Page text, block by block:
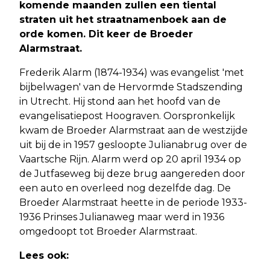
komende maanden zullen een tiental
straten uit het straatnamenboek aan de
orde komen. Dit keer de Broeder
Alarmstraat.
Frederik Alarm (1874-1934) was evangelist 'met
bijbelwagen' van de Hervormde Stadszending
in Utrecht. Hij stond aan het hoofd van de
evangelisatiepost Hoograven. Oorspronkelijk
kwam de Broeder Alarmstraat aan de westzijde
uit bij de in 1957 gesloopte Julianabrug over de
Vaartsche Rijn. Alarm werd op 20 april 1934 op
de Jutfaseweg bij deze brug aangereden door
een auto en overleed nog dezelfde dag. De
Broeder Alarmstraat heette in de periode 1933-
1936 Prinses Julianaweg maar werd in 1936
omgedoopt tot Broeder Alarmstraat.
Lees ook: